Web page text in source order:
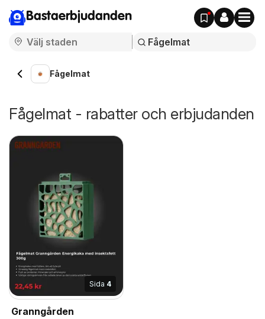
Bastaerbjudanden
Fågelmat
Fågelmat - rabatter och erbjudanden
Sida 4
Granngården